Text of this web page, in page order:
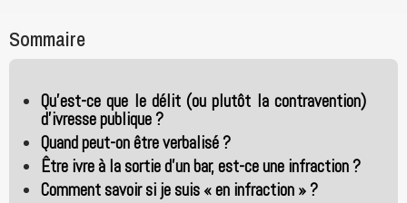
Sommaire
Qu’est-ce que le délit (ou plutôt la contravention)
d’ivresse publique ?
Quand peut-on être verbalisé ?
Être ivre à la sortie d’un bar, est-ce une infraction ?
Comment savoir si je suis « en infraction » ?